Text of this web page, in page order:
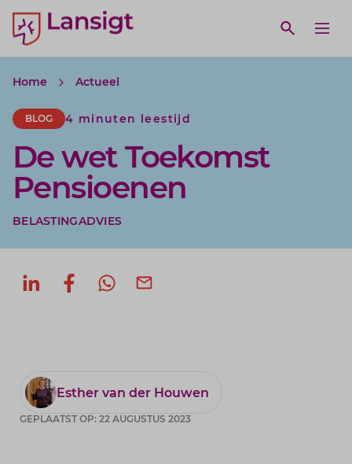
Lansigt Accountants logo
Open
search website
Home Actueel
BLOG 4 minuten leestijd
De wet Toekomst
Pensioenen
BELASTINGADVIES
Deel op LinkedIn
Deel op Facebook
Esther van der Houwen
GEPLAATST OP: 22 AUGUSTUS 2023